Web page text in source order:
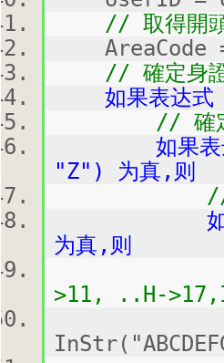
// 取得開頭
AreaCode
// 確定身證
如果表达式
// 確定首
如果表达式
"Z") 为真,则
// 確定
如果表达
为真,则
// 取得首
>11, ..H-